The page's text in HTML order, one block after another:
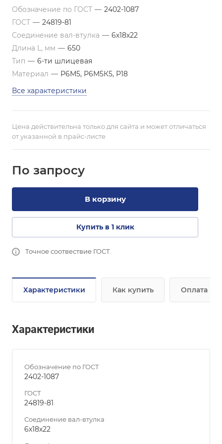
Обозначение по ГОСТ — 2402-1087
ГОСТ — 24819-81
Соединение вал-втулка — 6х18х22
Длина L, мм — 650
Тип — 6-ти шлицевая
Материал — Р6М5, Р6М5К5, Р18
Все характеристики
Цена действительна только для сайта и может отличаться
от указанной в прайс-листе
По запросу
В корзину
Купить в 1 клик
Точное соотвествие ГОСТ.
Характеристики Как купить Оплата
Характеристики
Обозначение по ГОСТ
2402-1087
ГОСТ
24819-81
Соединение вал-втулка
6х18х22